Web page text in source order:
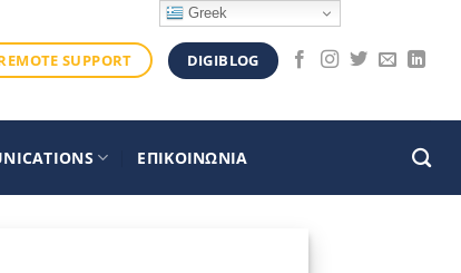
SUPPORT DIGIBLOG
ΕΠΙΚΟΙΝΩΝΙΑ
Greek